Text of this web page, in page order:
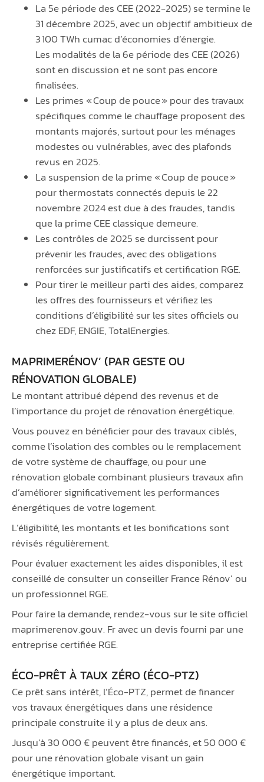
La 5e période des CEE (2022-2025) se termine le
31 décembre 2025, avec un objectif ambitieux de
3 100 TWh cumac d’économies d’énergie.
Les modalités de la 6e période des CEE (2026)
sont en discussion et ne sont pas encore
finalisées.
Les primes « Coup de pouce » pour des travaux
spécifiques comme le chauffage proposent des
montants majorés, surtout pour les ménages
modestes ou vulnérables, avec des plafonds
revus en 2025.
La suspension de la prime « Coup de pouce »
pour thermostats connectés depuis le 22
novembre 2024 est due à des fraudes, tandis
que la prime CEE classique demeure.
Les contrôles de 2025 se durcissent pour
prévenir les fraudes, avec des obligations
renforcées sur justificatifs et certification RGE.
Pour tirer le meilleur parti des aides, comparez
les offres des fournisseurs et vérifiez les
conditions d’éligibilité sur les sites officiels ou
chez EDF, ENGIE, TotalEnergies.
MAPRIMERÉNOV’ (PAR GESTE OU
RÉNOVATION GLOBALE)
Le montant attribué dépend des revenus et de
l’importance du projet de rénovation énergétique.
Vous pouvez en bénéficier pour des travaux ciblés,
comme l’isolation des combles ou le remplacement
de votre système de chauffage, ou pour une
rénovation globale combinant plusieurs travaux afin
d’améliorer significativement les performances
énergétiques de votre logement.
L’éligibilité, les montants et les bonifications sont
révisés régulièrement.
Pour évaluer exactement les aides disponibles, il est
conseillé de consulter un conseiller France Rénov’ ou
un professionnel RGE.
Pour faire la demande, rendez-vous sur le site officiel
maprimerenov.gouv. Fr avec un devis fourni par une
entreprise certifiée RGE.
ÉCO-PRÊT À TAUX ZÉRO (ÉCO-PTZ)
Ce prêt sans intérêt, l’Éco-PTZ, permet de financer
vos travaux énergétiques dans une résidence
principale construite il y a plus de deux ans.
Jusqu’à 30 000 € peuvent être financés, et 50 000 €
pour une rénovation globale visant un gain
énergétique important.